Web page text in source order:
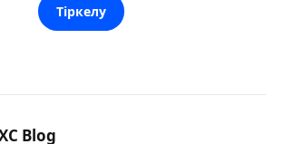
Тіркелу
Blog